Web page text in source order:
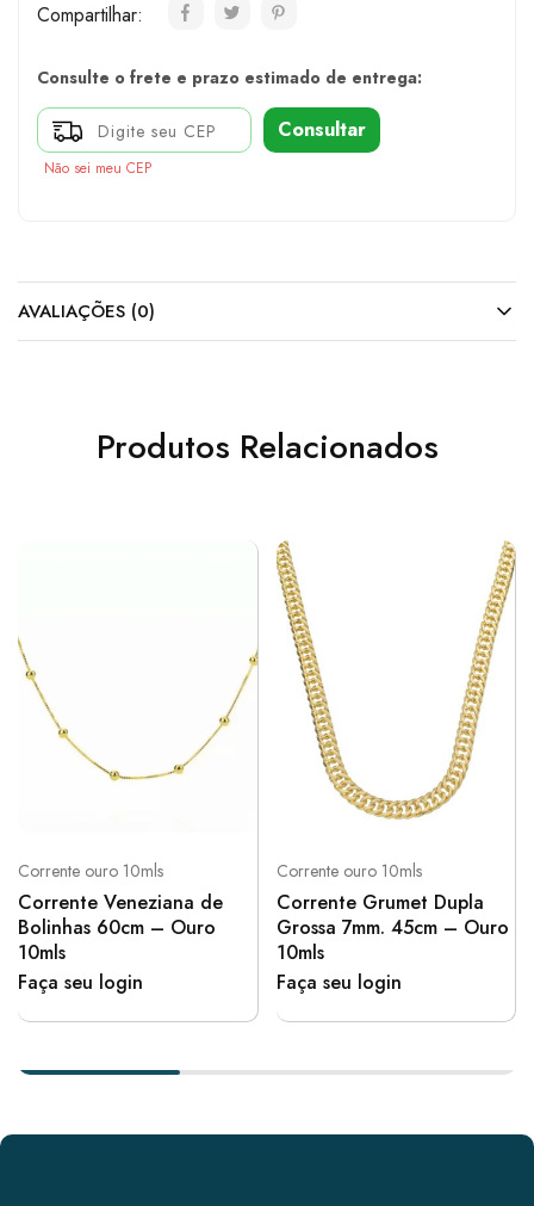
Compartilhar:
Consulte o frete e prazo estimado de entrega:
Consultar
Não sei meu CEP
AVALIAÇÕES (0)
Produtos Relacionados
Corrente ouro 10mls
Corrente Veneziana de
Bolinhas 60cm – Ouro
10mls
Faça seu login
Corrente ouro 10mls
Corrente Grumet Dupla
Grossa 7mm. 45cm – Ouro
10mls
Faça seu login